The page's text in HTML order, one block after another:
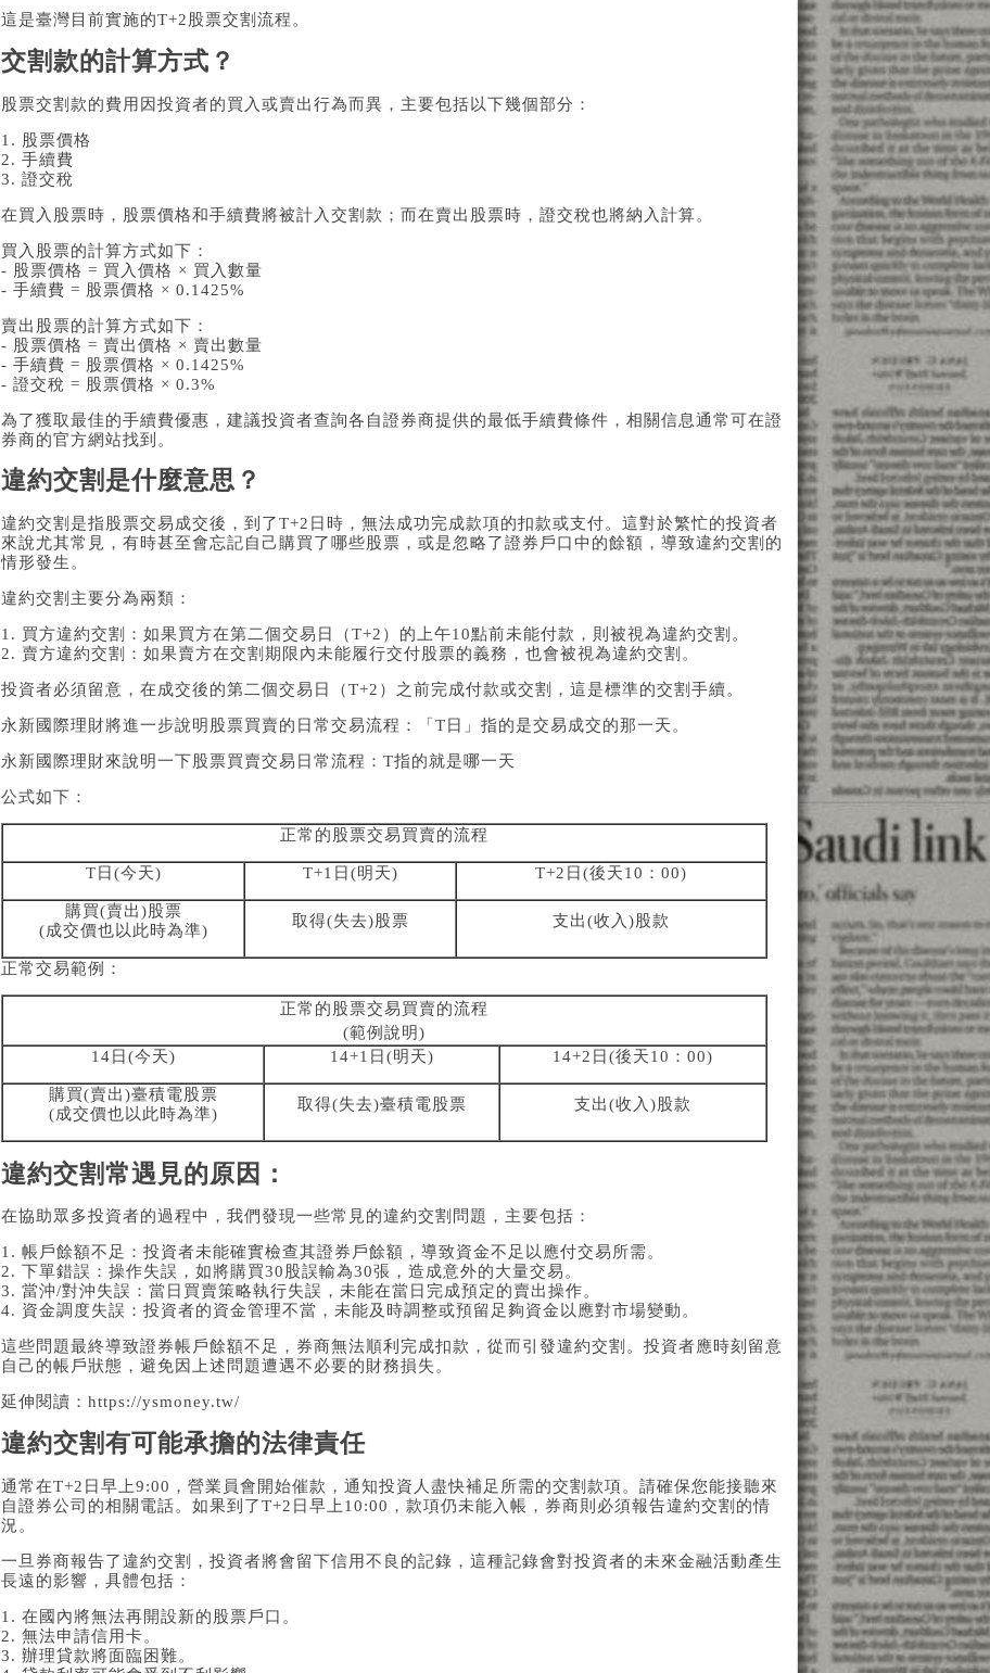
這是臺灣目前實施的T+2股票交割流程。
交割款的計算方式？
股票交割款的費用因投資者的買入或賣出行為而異，主要包括以下幾個部分：
1. 股票價格
2. 手續費
3. 證交稅
在買入股票時，股票價格和手續費將被計入交割款；而在賣出股票時，證交稅也將納入計算。
買入股票的計算方式如下：
- 股票價格 = 買入價格 × 買入數量
- 手續費 = 股票價格 × 0.1425%
賣出股票的計算方式如下：
- 股票價格 = 賣出價格 × 賣出數量
- 手續費 = 股票價格 × 0.1425%
- 證交稅 = 股票價格 × 0.3%
為了獲取最佳的手續費優惠，建議投資者查詢各自證券商提供的最低手續費條件，相關信息通常可在證
券商的官方網站找到。
違約交割是什麼意思？
違約交割是指股票交易成交後，到了T+2日時，無法成功完成款項的扣款或支付。這對於繁忙的投資者
來說尤其常見，有時甚至會忘記自己購買了哪些股票，或是忽略了證券戶口中的餘額，導致違約交割的
情形發生。
違約交割主要分為兩類：
1. 買方違約交割：如果買方在第二個交易日（T+2）的上午10點前未能付款，則被視為違約交割。
2. 賣方違約交割：如果賣方在交割期限內未能履行交付股票的義務，也會被視為違約交割。
投資者必須留意，在成交後的第二個交易日（T+2）之前完成付款或交割，這是標準的交割手續。
永新國際理財將進一步說明股票買賣的日常交易流程：「T日」指的是交易成交的那一天。
永新國際理財來說明一下股票買賣交易日常流程：T指的就是哪一天
公式如下：
正常的股票交易買賣的流程
T日(今天) T+1日(明天) T+2日(後天10：00)
購買(賣出)股票
(成交價也以此時為準)
取得(失去)股票 支出(收入)股款
正常交易範例：
正常的股票交易買賣的流程
(範例說明)
14日(今天)
14+1日(明天) 14+2日(後天10：00)
購買(賣出)臺積電股票
(成交價也以此時為準)
取得(失去)臺積電股票 支出(收入)股款
違約交割常遇見的原因：
在協助眾多投資者的過程中，我們發現一些常見的違約交割問題，主要包括：
1. 帳戶餘額不足：投資者未能確實檢查其證券戶餘額，導致資金不足以應付交易所需。
2. 下單錯誤：操作失誤，如將購買30股誤輸為30張，造成意外的大量交易。
3. 當沖/對沖失誤：當日買賣策略執行失誤，未能在當日完成預定的賣出操作。
4. 資金調度失誤：投資者的資金管理不當，未能及時調整或預留足夠資金以應對市場變動。
這些問題最終導致證券帳戶餘額不足，券商無法順利完成扣款，從而引發違約交割。投資者應時刻留意
自己的帳戶狀態，避免因上述問題遭遇不必要的財務損失。
延伸閱讀： https://ysmoney.tw/
違約交割有可能承擔的法律責任
通常在T+2日早上9:00，營業員會開始催款，通知投資人盡快補足所需的交割款項。請確保您能接聽來
自證券公司的相關電話。如果到了T+2日早上10:00，款項仍未能入帳，券商則必須報告違約交割的情
況。
一旦券商報告了違約交割，投資者將會留下信用不良的記錄，這種記錄會對投資者的未來金融活動產生
長遠的影響，具體包括：
1. 在國內將無法再開設新的股票戶口。
2. 無法申請信用卡。
3. 辦理貸款將面臨困難。